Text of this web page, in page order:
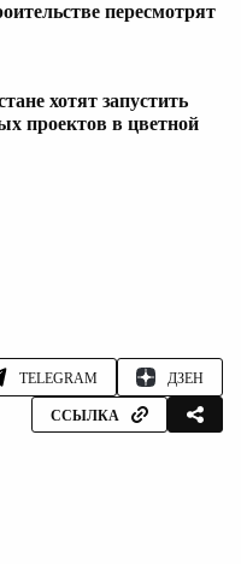
пересмотрят
хотят запустить
проектов в цветной
TELEGRAM ДЗЕН
ССЫЛКА